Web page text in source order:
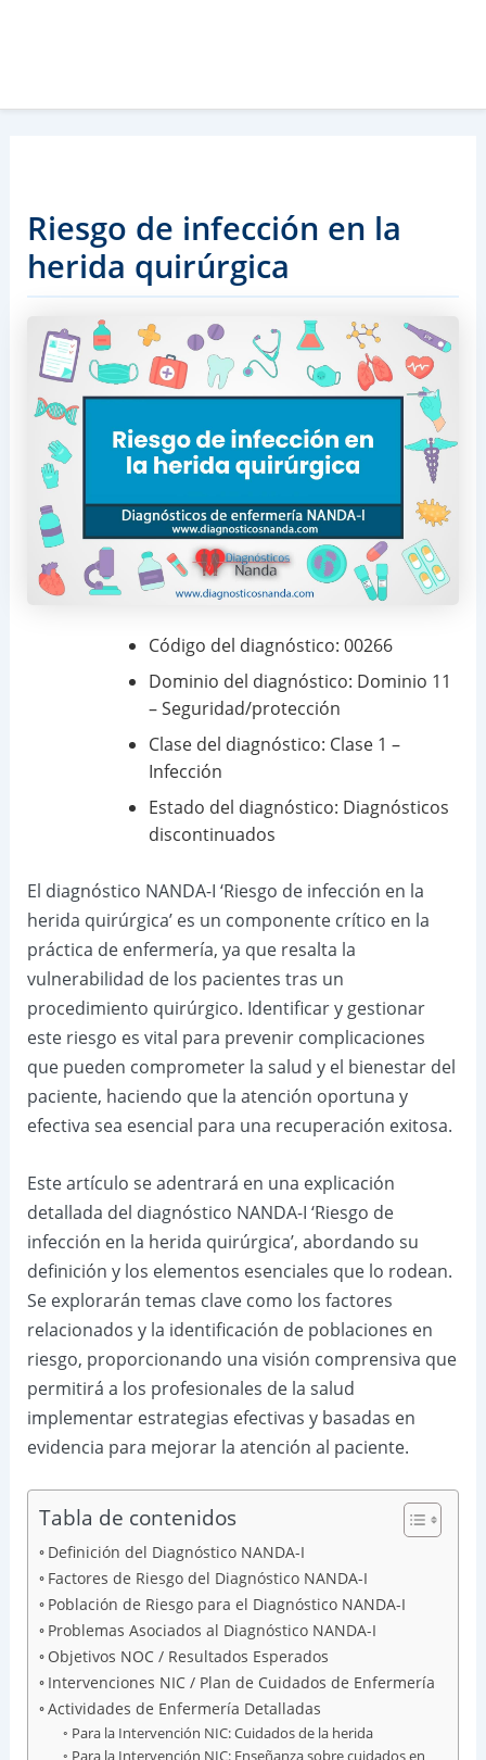
Riesgo de infección en la
herida quirúrgica
Código del diagnóstico: 00266
Dominio del diagnóstico: Dominio 11
– Seguridad/protección
Clase del diagnóstico: Clase 1 –
Infección
Estado del diagnóstico: Diagnósticos
discontinuados
El diagnóstico NANDA-I ‘Riesgo de infección en la
herida quirúrgica’ es un componente crítico en la
práctica de enfermería, ya que resalta la
vulnerabilidad de los pacientes tras un
procedimiento quirúrgico. Identificar y gestionar
este riesgo es vital para prevenir complicaciones
que pueden comprometer la salud y el bienestar del
paciente, haciendo que la atención oportuna y
efectiva sea esencial para una recuperación exitosa.
Este artículo se adentrará en una explicación
detallada del diagnóstico NANDA-I ‘Riesgo de
infección en la herida quirúrgica’, abordando su
definición y los elementos esenciales que lo rodean.
Se explorarán temas clave como los factores
relacionados y la identificación de poblaciones en
riesgo, proporcionando una visión comprensiva que
permitirá a los profesionales de la salud
implementar estrategias efectivas y basadas en
evidencia para mejorar la atención al paciente.
Tabla de contenidos
Definición del Diagnóstico NANDA-I
Factores de Riesgo del Diagnóstico NANDA-I
Población de Riesgo para el Diagnóstico NANDA-I
Problemas Asociados al Diagnóstico NANDA-I
Objetivos NOC / Resultados Esperados
Intervenciones NIC / Plan de Cuidados de Enfermería
Actividades de Enfermería Detalladas
Para la Intervención NIC: Cuidados de la herida
Para la Intervención NIC: Enseñanza sobre cuidados en